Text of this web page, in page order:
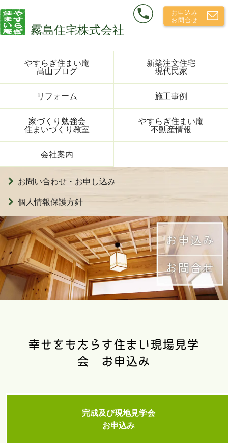
やすらぎ住まい庵
髙山ブログ
新築注文住宅
現代民家
リフォーム 施工事例
家づくり勉強会
住まいづくり教室
やすらぎ住まい庵
不動産情報
会社案内
お問い合わせ・お申し込み
個人情報保護方針
幸せをもたらす住まい現場見学
会 お申込み
完成及び現地見学会
お申込み